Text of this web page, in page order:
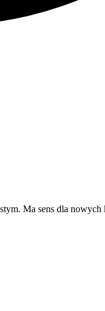
Ma sens dla